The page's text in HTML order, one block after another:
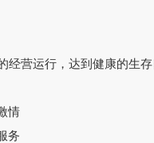
经营运行，达到健康的生存
情
务